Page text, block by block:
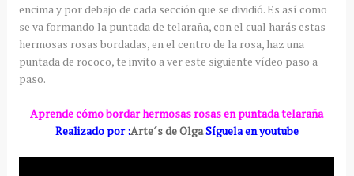
encima y por debajo de cada sección que se dividió. Es así como
se va formando la puntada de telaraña, con el cual harás estas
hermosas rosas bordadas, en el centro de la rosa, haz una
puntada de rococo, te invito a ver este siguiente vídeo paso a
paso.
Aprende cómo bordar hermosas rosas en puntada telaraña
Realizado por :Arte´s de OlgaSíguela en youtube